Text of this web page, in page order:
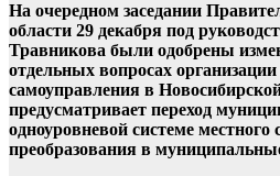
На очередном заседании
области 29 декабря под
Травникова были одобрены
отдельных вопросах организации
самоуправления в
предусматривает переход
одноуровневой системе
преобразования в